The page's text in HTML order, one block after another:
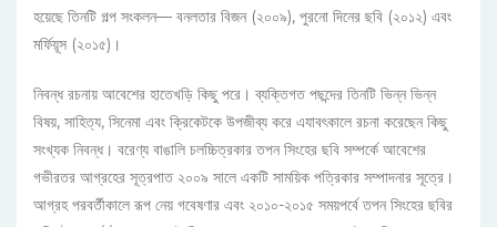
হয়েছে তিনটি গল্প সংকলন— বনলতার বিজন (২০০৯), পুরনো দিনের ছবি (২০১২) এবং
মর্ফিয়ূস (২০১৫)।
নিবন্ধ রচনায় আবেশের হাতেখড়ি কিছু পরে। ব্যক্তিগত পছন্দের তিনটি ভিন্ন ভিন্ন
বিষয়, সাহিত্য, সিনেমা এবং ক্রিকেটকে উপজীব্য করে এযাবৎকালে রচনা করেছেন কিছু
সংখ্যক নিবন্ধ। বরেণ্য বাঙালি চলচ্চিত্রকার তপন সিংহের ছবি সম্পর্কে আবেশের
গভীরতর আগ্রহের সূত্রপাত ২০০৯ সালে একটি সাময়িক পত্রিকার সম্পাদনার সূত্রে।
আগ্রহ পরবর্তীকালে রূপ নেয় গবেষণার এবং ২০১০-২০১৫ সময়পর্বে তপন সিংহের ছবির